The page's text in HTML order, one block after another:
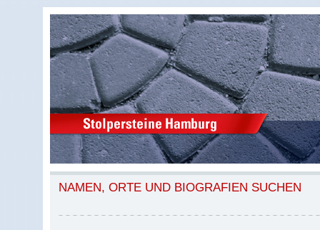
NAMEN, ORTE UND BIOGRAFIEN SUCHEN